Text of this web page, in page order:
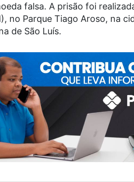
falsa. A prisão foi
no Parque Tiago Aroso, na
de São Luís.